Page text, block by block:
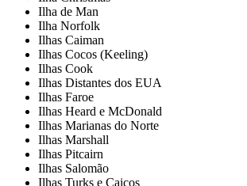
Ilha de Man
Ilha Norfolk
Ilhas Caiman
Ilhas Cocos (Keeling)
Ilhas Cook
Ilhas Distantes dos EUA
Ilhas Faroe
Ilhas Heard e McDonald
Ilhas Marianas do Norte
Ilhas Marshall
Ilhas Pitcairn
Ilhas Salomão
Ilhas Turks e Caicos